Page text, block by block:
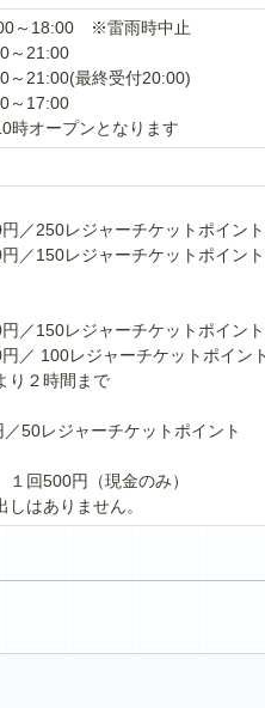
～18:00 ※雷雨時中止
～21:00
～21:00(最終受付20:00)
～17:00
時オープンとなります
250レジャーチケットポイント
／150レジャーチケットポイント
150レジャーチケットポイント
／ 100レジャーチケットポイン
り２時間まで
50レジャーチケットポイント
回500円（現金のみ）
しはありません。